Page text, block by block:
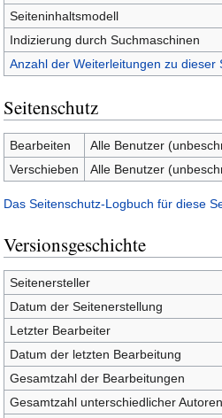
Seiteninhaltsmodell
Indizierung durch Suchmaschinen
Anzahl der Weiterleitungen zu dieser
Seitenschutz
Bearbeiten
Alle Benutzer
Verschieben
Alle Benutzer
Das Seitenschutz-Logbuch für diese
Versionsgeschichte
Seitenersteller
Datum der Seitenerstellung
Letzter Bearbeiter
Datum der letzten Bearbeitung
Gesamtzahl der Bearbeitungen
Gesamtzahl unterschiedlicher Autoren